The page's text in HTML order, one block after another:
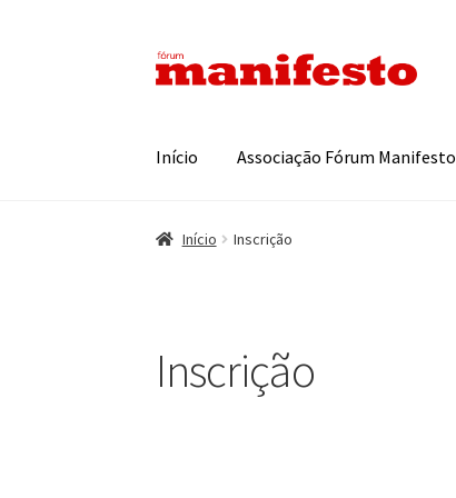
Ir
para
Saltar
para
Início Associação Fórum Manifesto
Início Inscrição
Inscrição